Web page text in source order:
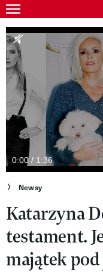
Skip
to
main
content
Gwiazdy
Ludzie
Moda
Uroda
Styl życia
Kultura
Wideo
Nasze akcje
VIVA!ART
VIVA!MODA
0:00 / 1:36
Newsy
Katarzyna
testament.
majątek